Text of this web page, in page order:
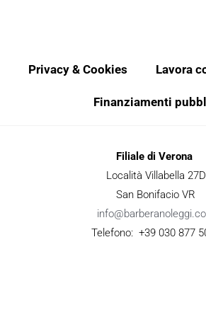
Privacy & Cookies Lavora
Finanziamenti
Filiale di Verona
Località Villabella 27D
San Bonifacio VR
Telefono: +39 030 877